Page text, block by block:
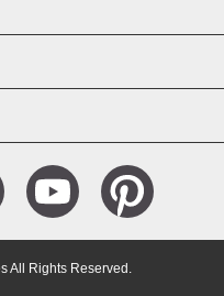
YouTube
All Rights Reserved.